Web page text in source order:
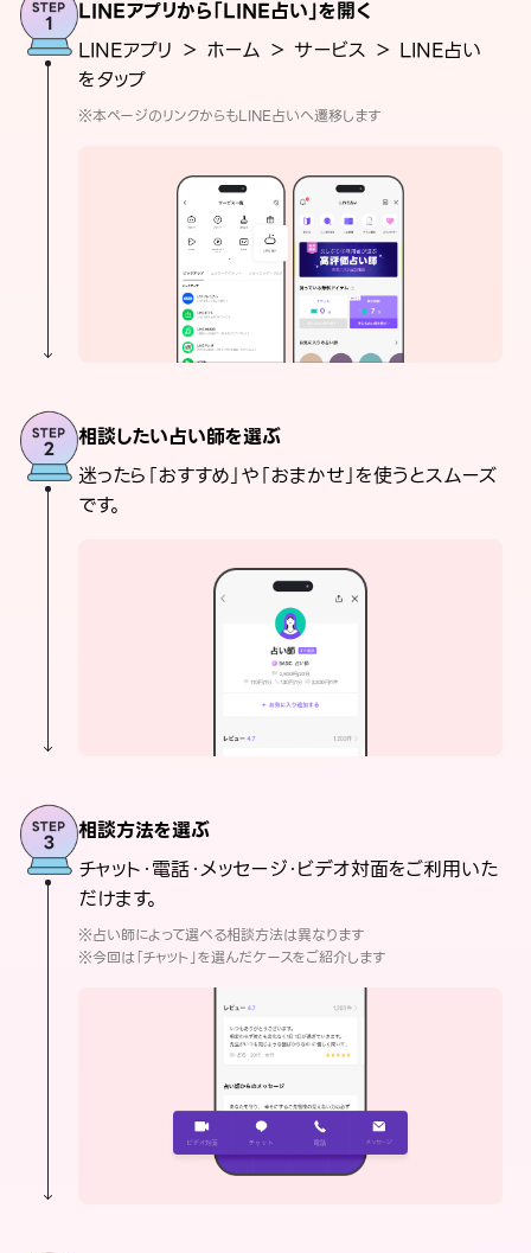
LINEアプリから「LINE占い」を開く
LINEアプリ ＞ ホーム ＞ サービス ＞ LINE占い
をタップ
※本ページのリンクからもLINE占いへ遷移します
相談したい占い師を選ぶ
迷ったら「おすすめ」や「おまかせ」を使うとスムーズ
です。
相談方法を選ぶ
チャット・電話・メッセージ・ビデオ対面をご利用いた
だけます。
※占い師によって選べる相談方法は異なります
※今回は「チャット」を選んだケースをご紹介します